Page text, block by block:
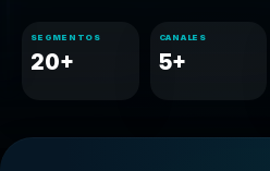
SEGMENTOS
20+
CANALES
5+